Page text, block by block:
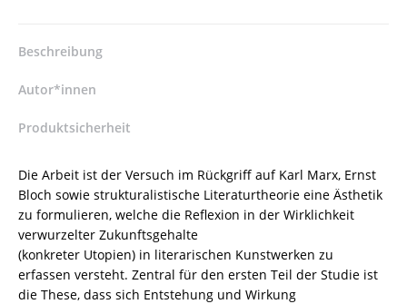
in
Gegenwart
und
Literatur
Manuel
–
ISBN
9783826081095
Beschreibung
Autor*innen
Produktsicherheit
Die Arbeit ist der Versuch im Rückgriff auf Karl Marx, Ernst
Bloch sowie strukturalistische Literaturtheorie eine Ästhetik
zu formulieren, welche die Reflexion in der Wirklichkeit
verwurzelter Zukunftsgehalte
(konkreter Utopien) in literarischen Kunstwerken zu
erfassen versteht. Zentral für den ersten Teil der Studie ist
die These, dass sich Entstehung und Wirkung